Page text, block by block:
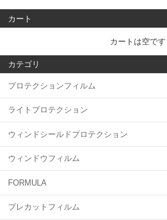
カート
カートは空です
カテゴリ
プロテクションフィルム
ライトプロテクション
ウィンドシールドプロテクション
ウィンドウフィルム
FORMULA
プレカットフィルム